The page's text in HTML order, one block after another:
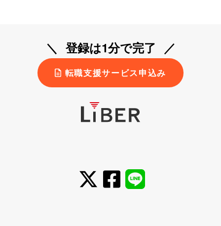
登録は1分で完了
転職支援サービス申込み